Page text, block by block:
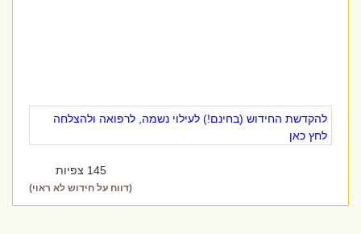
להקדשת החידוש (בחינם!) לעילוי נשמה, לרפואה ולהצלחה
לחץ כאן
145 צפיות
(דווח על חידוש לא ראוי)